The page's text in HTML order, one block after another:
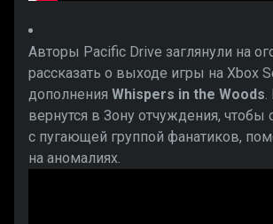
Авторы Pacific Drive заглянули на
рассказать о выходе игры на Xbox
дополнения Whispers in the Woods
вернутся в Зону отчуждения, чтобы
с пугающей группой фанатиков,
на аномалиях.